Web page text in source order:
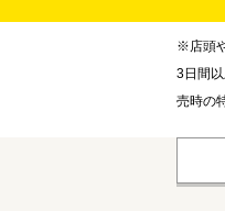
※店頭
3日間
売時の